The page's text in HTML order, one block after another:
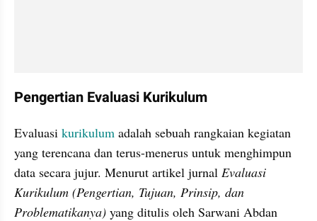
Pengertian Evaluasi Kurikulum
Evaluasi kurikulum adalah sebuah rangkaian kegiatan
yang terencana dan terus-menerus untuk menghimpun
data secara jujur. Menurut artikel jurnal Evaluasi
Kurikulum (Pengertian, Tujuan, Prinsip, dan
Problematikanya) yang ditulis oleh Sarwani Abdan